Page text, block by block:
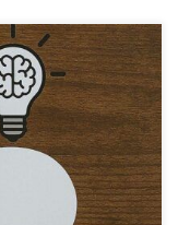
na układ
za poczucie
i […]